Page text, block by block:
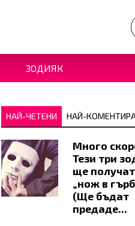
ЗОДИЯК
НАЙ-ЧЕТЕНИ НАЙ-
Много
Тези три
ще получат
„нож в
(Ще бъдат
предаде...